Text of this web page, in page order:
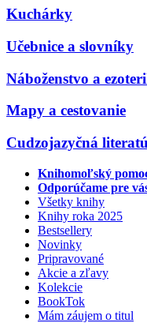
Kuchárky
Učebnice a slovníky
Náboženstvo a
Mapy a cestovanie
Cudzojazyčná
Knihomoľský
Odporúčame pre
Všetky knihy
Knihy roka 2025
Bestsellery
Novinky
Pripravované
Akcie a zľavy
Kolekcie
BookTok
Mám záujem o titul